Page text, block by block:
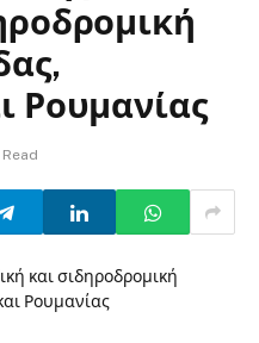
Ρουμανίας